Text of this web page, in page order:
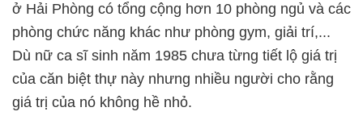
ở Hải Phòng có tổng cộng hơn 10 phòng ngủ và các
phòng chức năng khác như phòng gym, giải trí,...
Dù nữ ca sĩ sinh năm 1985 chưa từng tiết lộ giá trị
của căn biệt thự này nhưng nhiều người cho rằng
giá trị của nó không hề nhỏ.